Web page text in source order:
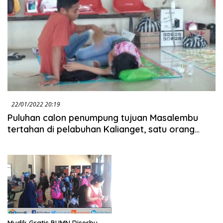
22/01/2022 20:19
Puluhan calon penumpung tujuan Masalembu
tertahan di pelabuhan Kalianget, satu orang